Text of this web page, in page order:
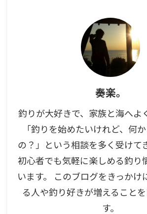
奏楽。
釣りが大好きで、家族と海へよ
「釣りを始めたいけれど、何
の？」という相談を多く受けて
初心者でも気軽に楽しめる釣り
います。 このブログをきっかけ
る人や釣り好きが増えること
す。